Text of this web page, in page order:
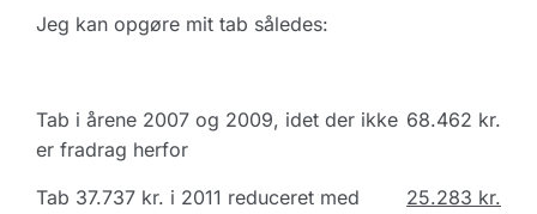
Jeg kan opgøre mit tab således:
Tab i årene 2007 og 2009, idet der ikke
er fradrag herfor
68.462 kr.
Tab 37.737 kr. i 2011 reduceret med
25.283 kr.